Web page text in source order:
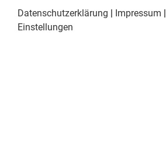
Datenschutzerklärung | Impressum |
Einstellungen